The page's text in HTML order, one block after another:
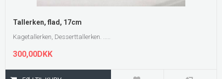
Tallerken, flad, 17cm
Kagetallerken, Desserttallerken. .....
300,00DKK